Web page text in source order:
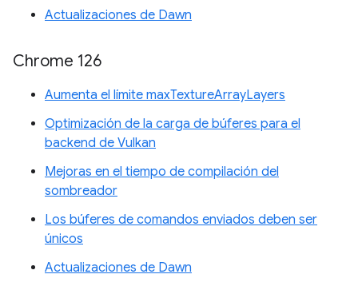
Actualizaciones de Dawn
Chrome 126
Aumenta el límite maxTextureArrayLayers
Optimización de la carga de búferes para el
backend de Vulkan
Mejoras en el tiempo de compilación del
sombreador
Los búferes de comandos enviados deben ser
únicos
Actualizaciones de Dawn